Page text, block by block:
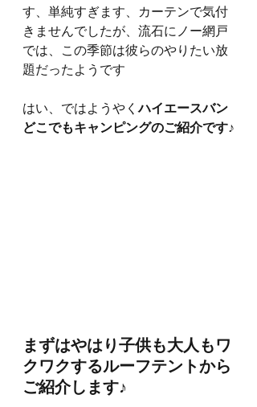
す、単純すぎます、カーテンで気付
きませんでしたが、流石にノー網戸
では、この季節は彼らのやりたい放
題だったようです
はい、ではようやくハイエースバン
どこでもキャンピングのご紹介です♪
まずはやはり子供も大人もワ
クワクするルーフテントから
ご紹介します♪